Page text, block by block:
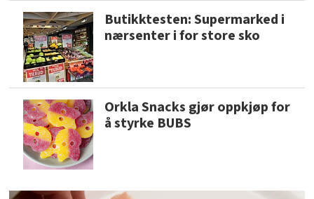
Butikktesten: Supermarked i
nærsenter i for store sko
Orkla Snacks gjør oppkjøp for
å styrke BUBS